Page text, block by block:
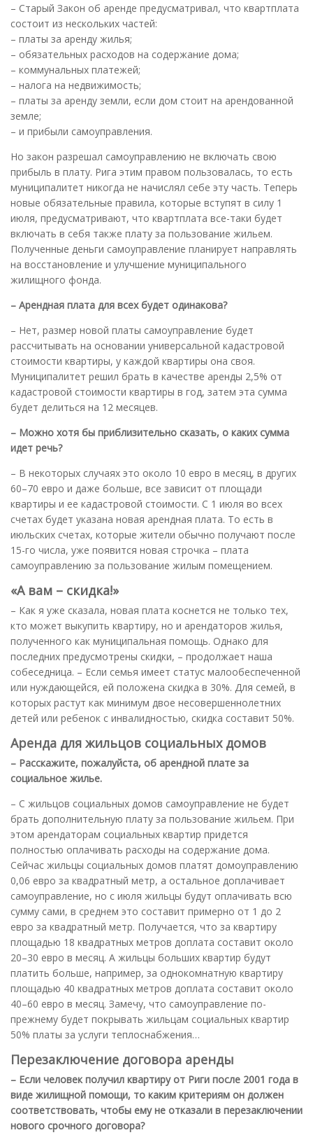
– Старый Закон об аренде предусматривал, что квартплата
состоит из нескольких частей:
– платы за аренду жилья;
– обязательных расходов на содержание дома;
– коммунальных платежей;
– налога на недвижимость;
– платы за аренду земли, если дом стоит на арендованной
земле;
– и прибыли самоуправления.
Но закон разрешал самоуправлению не включать свою
прибыль в плату. Рига этим правом пользовалась, то есть
муниципалитет никогда не начислял себе эту часть. Теперь
новые обязательные правила, которые вступят в силу 1
июля, предусматривают, что квартплата все-таки будет
включать в себя также плату за пользование жильем.
Полученные деньги самоуправление планирует направлять
на восстановление и улучшение муниципального
жилищного фонда.
– Арендная плата для всех будет одинакова?
– Нет, размер новой платы самоуправление будет
рассчитывать на основании универсальной кадастровой
стоимости квартиры, у каждой квартиры она своя.
Муниципалитет решил брать в качестве аренды 2,5% от
кадастровой стоимости квартиры в год, затем эта сумма
будет делиться на 12 месяцев.
– Можно хотя бы приблизительно сказать, о каких сумма
идет речь?
– В некоторых случаях это около 10 евро в месяц, в других
60–70 евро и даже больше, все зависит от площади
квартиры и ее кадастровой стоимости. С 1 июля во всех
счетах будет указана новая арендная плата. То есть в
июльских счетах, которые жители обычно получают после
15-го числа, уже появится новая строчка – плата
самоуправлению за пользование жилым помещением.
«А вам – скидка!»
– Как я уже сказала, новая плата коснется не только тех,
кто может выкупить квартиру, но и арендаторов жилья,
полученного как муниципальная помощь. Однако для
последних предусмотрены скидки, – продолжает наша
собеседница. – Если семья имеет статус малообеспеченной
или нуждающейся, ей положена скидка в 30%. Для семей, в
которых растут как минимум двое несовершеннолетних
детей или ребенок с инвалидностью, скидка составит 50%.
Аренда для жильцов социальных домов
– Расскажите, пожалуйста, об арендной плате за
социальное жилье.
– С жильцов социальных домов самоуправление не будет
брать дополнительную плату за пользование жильем. При
этом арендаторам социальных квартир придется
полностью оплачивать расходы на содержание дома.
Сейчас жильцы социальных домов платят домоуправлению
0,06 евро за квадратный метр, а остальное доплачивает
самоуправление, но с июля жильцы будут оплачивать всю
сумму сами, в среднем это составит примерно от 1 до 2
евро за квадратный метр. Получается, что за квартиру
площадью 18 квадратных метров доплата составит около
20–30 евро в месяц. А жильцы больших квартир будут
платить больше, например, за однокомнатную квартиру
площадью 40 квадратных метров доплата составит около
40–60 евро в месяц. Замечу, что самоуправление по-
прежнему будет покрывать жильцам социальных квартир
50% платы за услуги теплоснабжения…
Перезаключение договора аренды
– Если человек получил квартиру от Риги после 2001 года в
виде жилищной помощи, то каким критериям он должен
соответствовать, чтобы ему не отказали в перезаключении
нового срочного договора?